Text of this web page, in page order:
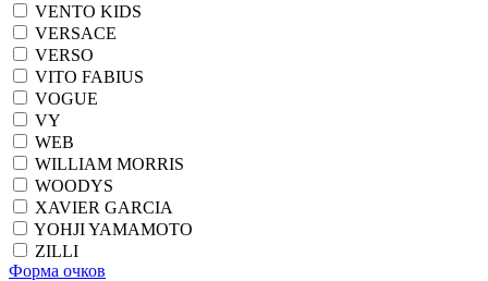
VENTO KIDS
VERSACE
VERSO
VITO FABIUS
VOGUE
VY
WEB
WILLIAM MORRIS
WOODYS
XAVIER GARCIA
YOHJI YAMAMOTO
ZILLI
Форма очков